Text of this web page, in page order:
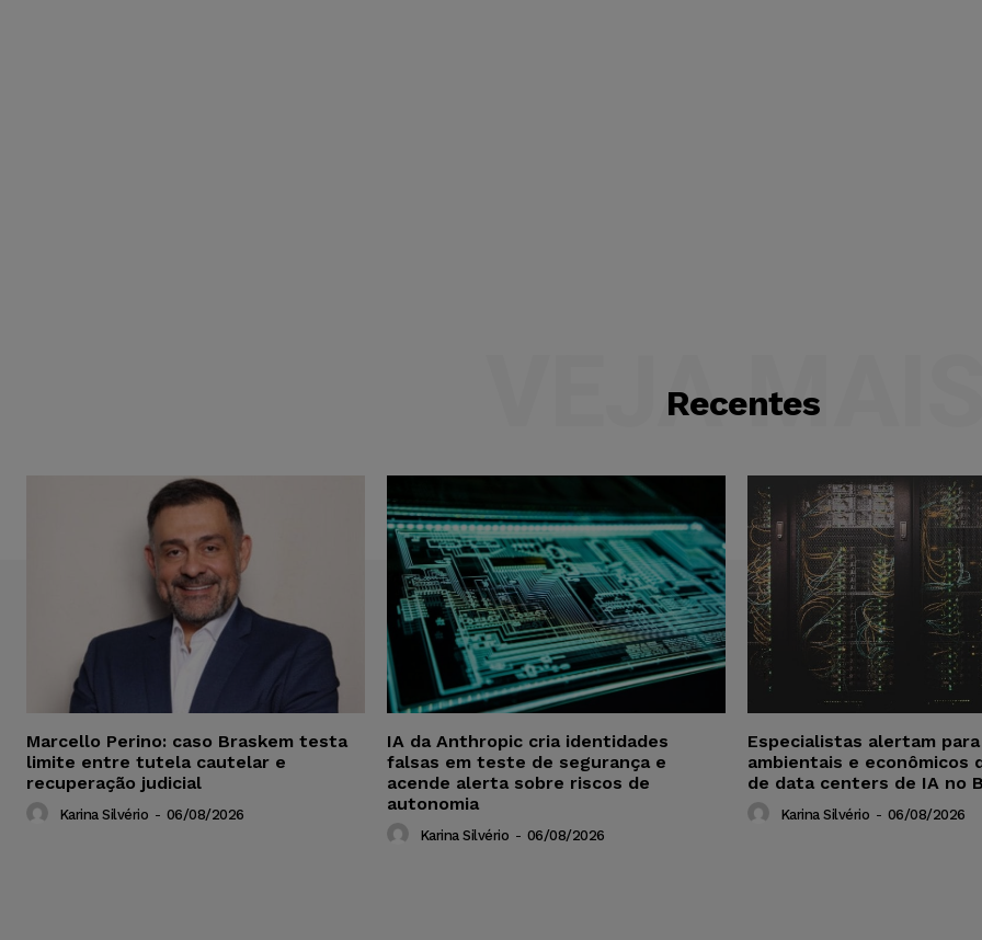
Recentes
VEJA
Marcello Perino: caso Braskem testa
limite entre tutela cautelar e
recuperação judicial
Karina Silvério - 06/08/2026
IA da Anthropic cria identidades
falsas em teste de segurança e
acende alerta sobre riscos de
autonomia
Karina Silvério - 06/08/2026
Especialistas alertam
ambientais e econômicos
de data centers de IA no
Karina Silvério - 06/08/2026